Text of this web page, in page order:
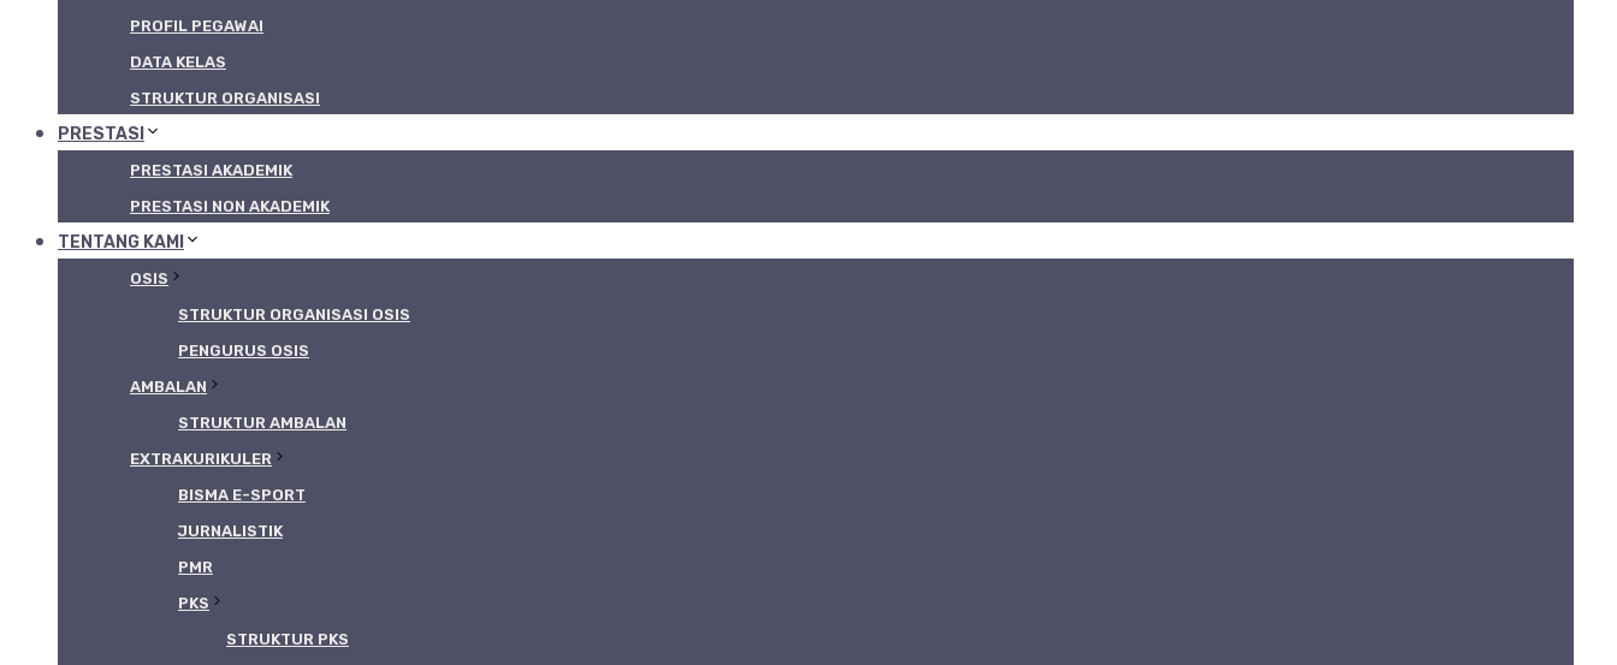
PROFIL PEGAWAI
DATA KELAS
STRUKTUR ORGANISASI
PRESTASI
PRESTASI AKADEMIK
PRESTASI NON AKADEMIK
TENTANG KAMI
OSIS
STRUKTUR ORGANISASI OSIS
PENGURUS OSIS
AMBALAN
STRUKTUR AMBALAN
EXTRAKURIKULER
BISMA E-SPORT
JURNALISTIK
PMR
PKS
STRUKTUR PKS